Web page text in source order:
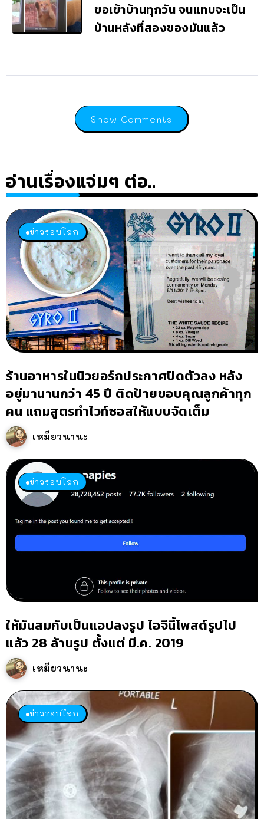
ขอเข้าบ้านทุกวัน จนแทบจะเป็น
บ้านหลังที่สองของมันแล้ว
Show Comments
อ่านเรื่องแจ่มๆ ต่อ..
ข่าวรอบโลก
ร้านอาหารในนิวยอร์กประกาศปิดตัวลง หลัง
อยู่มานานกว่า 45 ปี ติดป้ายขอบคุณลูกค้าทุก
คน แถมสูตรทำไวท์ซอสให้แบบจัดเต็ม
เหมียวนานะ
ข่าวรอบโลก
ให้มันสมกับเป็นแอปลงรูป ไอจีนี้โพสต์รูปไป
แล้ว 28 ล้านรูป ตั้งแต่ มี.ค. 2019
เหมียวนานะ
ข่าวรอบโลก